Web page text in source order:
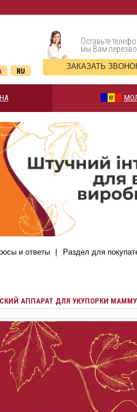
Оставьте
мы Вам
ЗАКАЗАТЬ
RU
и ответы Раздел для
АППАРАТ ДЛЯ УКУПОРКИ